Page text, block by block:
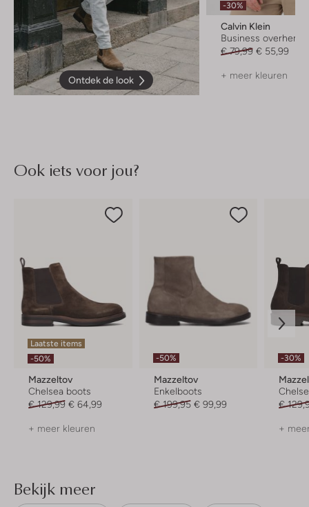
Ontdek de look
-30%
Calvin Klein
Business overhemd
€ 79,99 € 55,99
+ meer kleuren
Ook iets voor jou?
Laatste items
-50%
Mazzeltov
Chelsea boots
€ 129,99 € 64,99
+ meer kleuren
-50%
Mazzeltov
Enkelboots
€ 199,95 € 99,99
-30%
€
+
Bekijk meer